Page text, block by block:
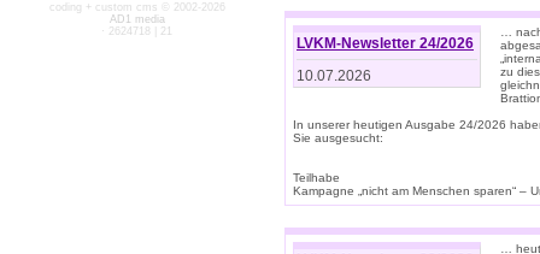
coding + custom cms © 2002-2026
AD1 media
· 2624718 | 21
LVKM-Newsletter 24/2026
10.07.2026
…
zu
In unserer heutigen Ausgabe 24/2026
Sie ausgesucht:
Teilhabe
Kampagne „nicht am Menschen sparen“ –
…